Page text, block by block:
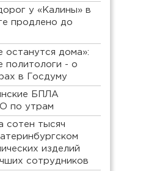
у «Калины» в
продлено до
останутся дома»:
политологи - о
в Госдуму
БПЛА
по утрам
сотен тысяч
изделий
сотрудников